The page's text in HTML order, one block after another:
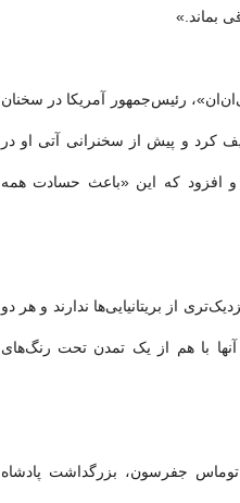
بماند.»
رئیس‌جمهور آمریکا در سخنان
کرد و پیش از سخنرانی آتی او در
و افزود که این «باعث حسادت همه
از بریتانیایی‌ها ندارند و هر دو
با هم از یک تمدن تحت رنگ‌های
توماس جفرسون، بزرگداشت پادشاه